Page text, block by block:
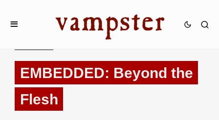
EMBEDDED: Beyond the
Flesh